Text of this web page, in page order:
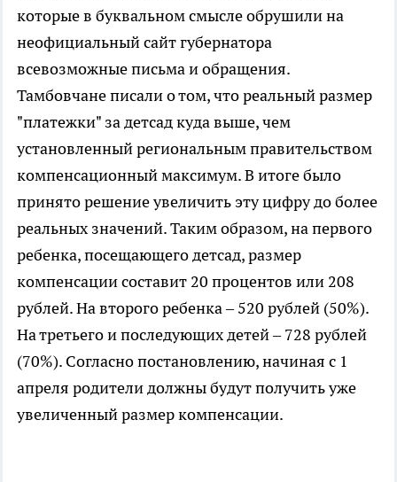
которые в буквальном смысле обрушили на
неофициальный сайт губернатора
всевозможные письма и обращения.
Тамбовчане писали о том, что реальный размер
"платежки" за детсад куда выше, чем
установленный региональным правительством
компенсационный максимум. В итоге было
принято решение увеличить эту цифру до более
реальных значений. Таким образом, на первого
ребенка, посещающего детсад, размер
компенсации составит 20 процентов или 208
рублей. На второго ребенка – 520 рублей (50%).
На третьего и последующих детей – 728 рублей
(70%). Согласно постановлению, начиная с 1
апреля родители должны будут получить уже
увеличенный размер компенсации.